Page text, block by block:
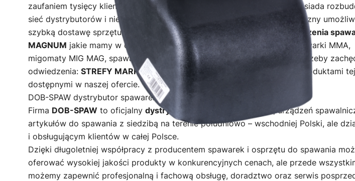
zaufaniem tysięcy klientów, głównie z Europy Środkowo-Wschodniej. Posiada
sieć dystrybutorów i niezawodny serwis, a dopracowany system logistyczny
szybką dostawę sprzętu spawalniczego na obszarze całej Europy.
Urządzenia
MAGNUM jakie mamy w ofercie znajdują się w różnych kategoriach: spawarki MMA,
migomaty MIG MAG, spawarki TIG AC i spawarki TIG AC/DC. W razie potrzeby
odwiedzenia: STREFY MARKI MAGNUM i zapoznania się z wszystkimi produktami
dostępnymi w naszej ofercie.
DOB-SPAW dystrybutor spawarek MAGNUM
Firma DOB-SPAW to oficjalny dystrybutor spawarek MAGNUM
, urządzeń
artykułów do spawania z siedzibą na terenie południowo – wschodniej Polski, ale
i obsługującym klientów w całej Polsce.
Dzięki długoletniej współpracy z producentem spawarek i osprzętu do spawania
oferować wysokiej jakości produkty w konkurencyjnych cenach, ale przede
możemy zapewnić profesjonalną i fachową obsługę, doradztwo oraz serwis